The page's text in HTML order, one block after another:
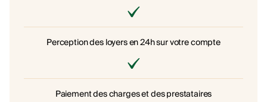
Perception des loyers en 24h sur votre compte
Paiement des charges et des prestataires